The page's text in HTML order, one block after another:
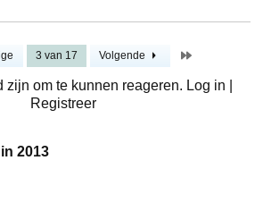
3 van 17 Volgende Laatste
om te kunnen reageren. Log in |
Registreer
2013